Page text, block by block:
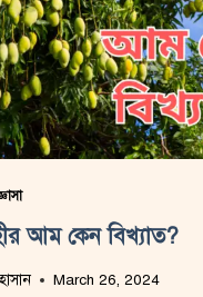
আম কেন বিখ্যাত?
March 26, 2024